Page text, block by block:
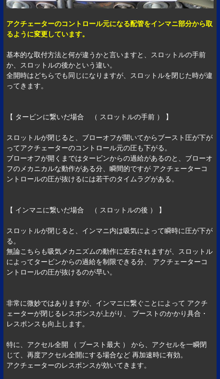
アクチェーターのコントロール元になる配管をインマニ部分から取
るように変更しています。
基本的な取付方法と何が違うかと言いますと、スロットルの手前
か、スロットルの後かという違い。
全開時はどちらでも同じになりますが、スロットルを閉じた時が違
ってきます。
【 タービンに繋いだ場合 （ スロットルの手前 ） 】
スロットルが閉じると、ブローオフが開いてからブースト圧が下が
ってアクチェーターのコントロール元の圧も下がる。
ブローオフが開くまではタービンからの過給があるのと、ブローオ
フのメカニカルな動作がある分、瞬間的ですが アクチェーターコ
ントロールの圧が抜けるには若干のタイムラグがある。
【 インマニに繋いだ場合 （ スロットルの後 ） 】
スロットルが閉じると、インマニ内は吸気によって瞬時に圧が下が
る。
無論こちらも吸気メカニズムの動作に左右されますが、スロットル
によってタービンからの過給を制限できる分、 アクチェーターコ
ントロールの圧が抜けるのが早い。
非常に微妙ではありますが、インマニに繋ぐことによって アクチ
ェーターが閉じるレスポンスが上がり、 ブーストのかかり具合・
レスポンスも向上します。
特に、アクセル全開 （ ブースト最大 ） から、アクセルを一瞬閉
じて、再度アクセル全開にする場合など 再加速時に有効。
アクチェーターのレスポンスが効いてきます。